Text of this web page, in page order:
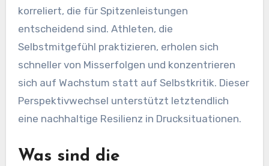
korreliert, die für Spitzenleistungen
entscheidend sind. Athleten, die
Selbstmitgefühl praktizieren, erholen sich
schneller von Misserfolgen und konzentrieren
sich auf Wachstum statt auf Selbstkritik. Dieser
Perspektivwechsel unterstützt letztendlich
eine nachhaltige Resilienz in Drucksituationen.
Was sind die